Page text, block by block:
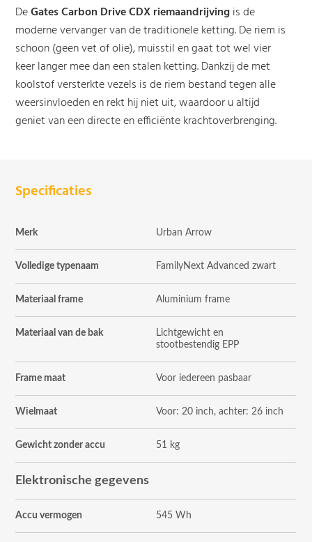
DeGates Carbon Drive CDX riemaandrijvingis de
moderne vervanger van de traditionele ketting. De riem is
schoon (geen vet of olie), muisstil en gaat tot wel vier
keer langer mee dan een stalen ketting. Dankzij de met
koolstof versterkte vezels is de riem bestand tegen alle
weersinvloeden en rekt hij niet uit, waardoor u altijd
geniet van een directe en efficiënte krachtoverbrenging.
Specificaties
Merk Urban Arrow
Volledige typenaam FamilyNext Advanced zwart
Materiaal frame Aluminium frame
Materiaal van de bak
Lichtgewicht en
stootbestendig EPP
Frame maat Voor iedereen pasbaar
Wielmaat Voor: 20 inch, achter: 26 inch
Gewicht zonder accu 51 kg
Elektronische gegevens
Accu vermogen 545 Wh